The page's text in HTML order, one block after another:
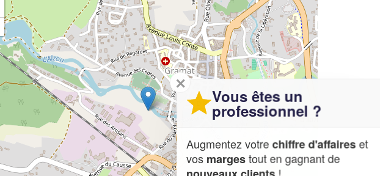
✕
Vous êtes un
professionnel ?
Augmentez votrechiffre d'affaireset
vosmargestout en gagnant de
!